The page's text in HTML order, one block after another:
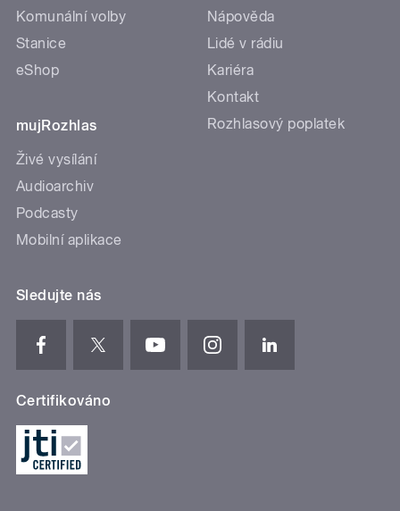
Komunální volby
Stanice
eShop
mujRozhlas
Živé vysílání
Audioarchiv
Podcasty
Mobilní aplikace
Nápověda
Lidé v rádiu
Kariéra
Kontakt
Rozhlasový poplatek
Sledujte nás
Certifikováno